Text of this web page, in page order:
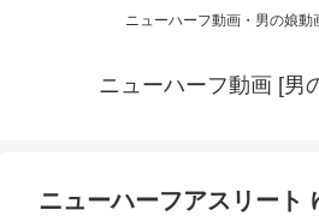
ニューハーフ動画・男の娘動
ニューハーフ動画 [男
ニューハーフアスリート